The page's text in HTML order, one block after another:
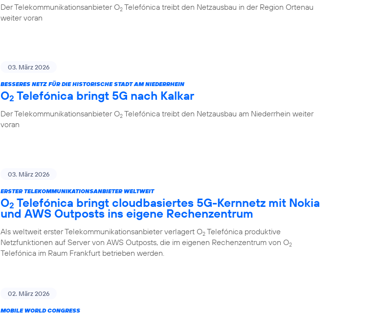
Der Telekommunikationsanbieter O2 Telefónica treibt den Netzausbau in der Region Ortenau
weiter voran
03. März 2026
BESSERES NETZ FÜR DIE HISTORISCHE STADT AM NIEDERRHEIN
O2 Telefónica bringt 5G nach Kalkar
Der Telekommunikationsanbieter O2 Telefónica treibt den Netzausbau am Niederrhein weiter
voran
03. März 2026
ERSTER TELEKOMMUNIKATIONSANBIETER WELTWEIT
O2 Telefónica bringt cloudbasiertes 5G-Kernnetz mit Nokia
und AWS Outposts ins eigene Rechenzentrum
Als weltweit erster Telekommunikationsanbieter verlagert O2 Telefónica produktive
Netzfunktionen auf Server von AWS Outposts, die im eigenen Rechenzentrum von O2
Telefónica im Raum Frankfurt betrieben werden.
02. März 2026
MOBILE WORLD CONGRESS